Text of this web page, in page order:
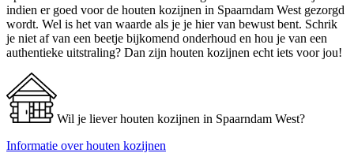
indien er goed voor de houten kozijnen in Spaarndam West gezorgd
wordt. Wel is het van waarde als je je hier van bewust bent. Schrik
je niet af van een beetje bijkomend onderhoud en hou je van een
authentieke uitstraling? Dan zijn houten kozijnen echt iets voor jou!
Wil je liever houten kozijnen in Spaarndam West?
Informatie over houten kozijnen